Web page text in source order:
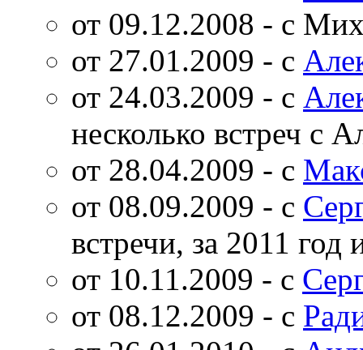
от 09.12.2008 - с
от 27.01.2009 - с
от 24.03.2009 - с
несколько встреч с
от 28.04.2009 - с
от 08.09.2009 - с
встречи, за 2011
от 10.11.2009 - с
от 08.12.2009 - с